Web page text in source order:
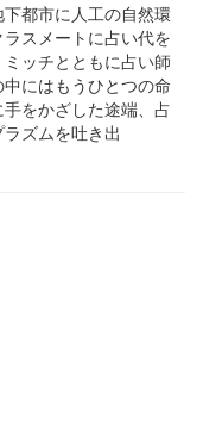
都市に人工の自然環
スメートに占い代を
ッチとともに占い師
にはもうひとつの命
をかざした途端、占
ズムを吐き出